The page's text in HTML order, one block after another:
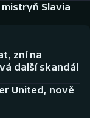
Slavia
zní na
další skandál
United, nově